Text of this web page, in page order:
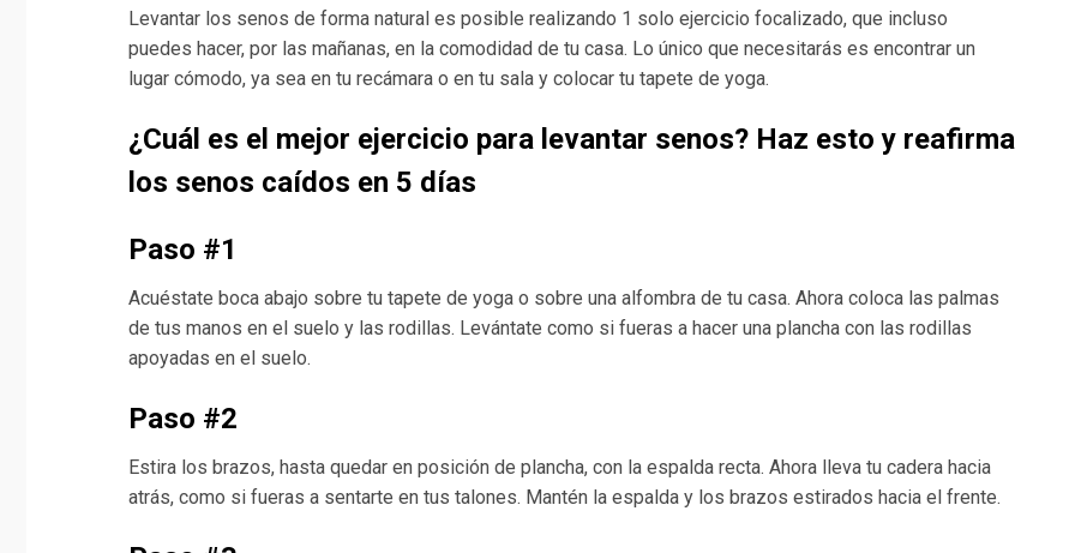
Levantar los senos de forma natural es posible realizando 1 solo ejercicio focalizado, que incluso
puedes hacer, por las mañanas, en la comodidad de tu casa. Lo único que necesitarás es encontrar un
lugar cómodo, ya sea en tu recámara o en tu sala y colocar tu tapete de yoga.
¿Cuál es el mejor ejercicio para levantar senos? Haz esto y reafirma
los senos caídos en 5 días
Paso #1
Acuéstate boca abajo sobre tu tapete de yoga o sobre una alfombra de tu casa. Ahora coloca las palmas
de tus manos en el suelo y las rodillas. Levántate como si fueras a hacer una plancha con las rodillas
apoyadas en el suelo.
Paso #2
Estira los brazos, hasta quedar en posición de plancha, con la espalda recta. Ahora lleva tu cadera hacia
atrás, como si fueras a sentarte en tus talones. Mantén la espalda y los brazos estirados hacia el frente.